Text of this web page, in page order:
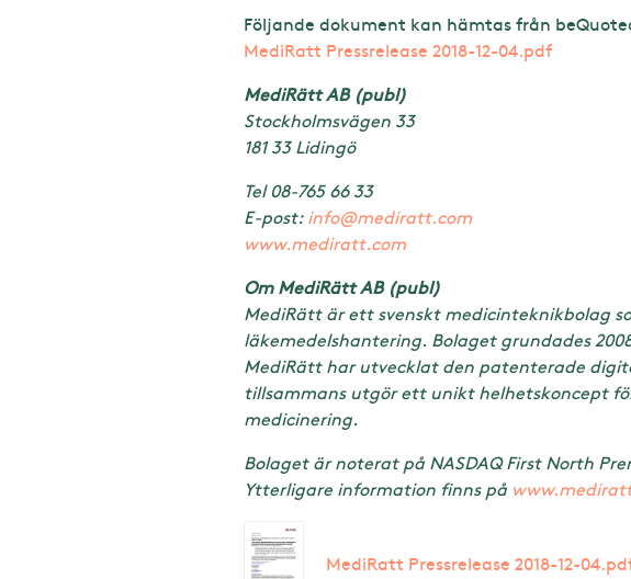
Följande dokument kan hämtas från
MediRatt Pressrelease 2018-12-04.pdf
MediRätt AB (publ)
Stockholmsvägen 33
181 33 Lidingö
Tel 08-765 66 33
E-post:info@mediratt.com
www.mediratt.com
Om MediRätt AB (publ)
MediRätt är ett svenskt medicinteknikbolag
läkemedelshantering. Bolaget grundades
MediRätt har utvecklat den patenterade
tillsammans utgör ett unikt helhetskoncept
medicinering.
Bolaget är noterat på NASDAQ First North
Ytterligare information finns på
MediRatt Pressrelease 2018-12-